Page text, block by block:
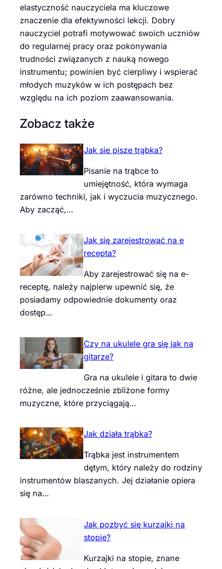
elastyczność nauczyciela ma kluczowe
znaczenie dla efektywności lekcji. Dobry
nauczyciel potrafi motywować swoich uczniów
do regularnej pracy oraz pokonywania
trudności związanych z nauką nowego
instrumentu; powinien być cierpliwy i wspierać
młodych muzyków w ich postępach bez
względu na ich poziom zaawansowania.
Zobacz także
Jak sie pisze trąbka?
Pisanie na trąbce to
umiejętność, która wymaga
zarówno techniki, jak i wyczucia muzycznego.
Aby zacząć,…
Jak się zarejestrować na e
recepta?
Aby zarejestrować się na e-
receptę, należy najpierw upewnić się, że
posiadamy odpowiednie dokumenty oraz
dostęp…
Czy na ukulele gra się jak na
gitarze?
Gra na ukulele i gitara to dwie
różne, ale jednocześnie zbliżone formy
muzyczne, które przyciągają…
Jak działa trąbka?
Trąbka jest instrumentem
dętym, który należy do rodziny
instrumentów blaszanych. Jej działanie opiera
się na…
Jak pozbyć się kurzajki na
stopie?
Kurzajki na stopie, znane